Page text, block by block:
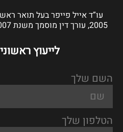
2005, עורך דין מוסמך משנת 2007 וחבר בלשכת עורכי הדין.
לייעוץ
השם שלך
הטלפון שלך